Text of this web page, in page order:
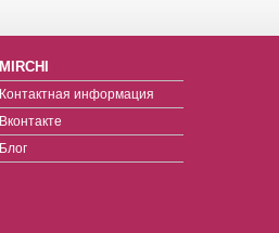
MIRCHI
Контактная информация
Вконтакте
Блог